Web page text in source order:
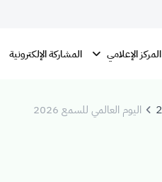
المركز الإعلامي المشاركة الإلكترونية
اليوم العالمي للسمع 2026